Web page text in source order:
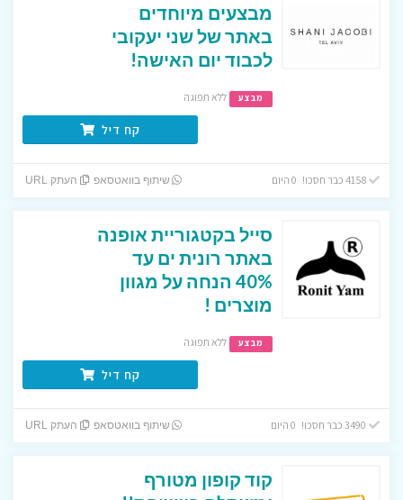
מבצעים מיוחדים
באתר של שני יעקובי
לכבוד יום האישה!
מבצע ללא תפוגה
קח דיל
4158 כבר חסכו! 0 היום שיתוף בוואטסאפ העתק URL
סייל בקטגוריית אופנה
באתר רונית ים עד
40% הנחה על מגוון
מוצרים !
מבצע ללא תפוגה
קח דיל
שיתוף בוואטסאפ העתק URL
קוד קופון מטורף